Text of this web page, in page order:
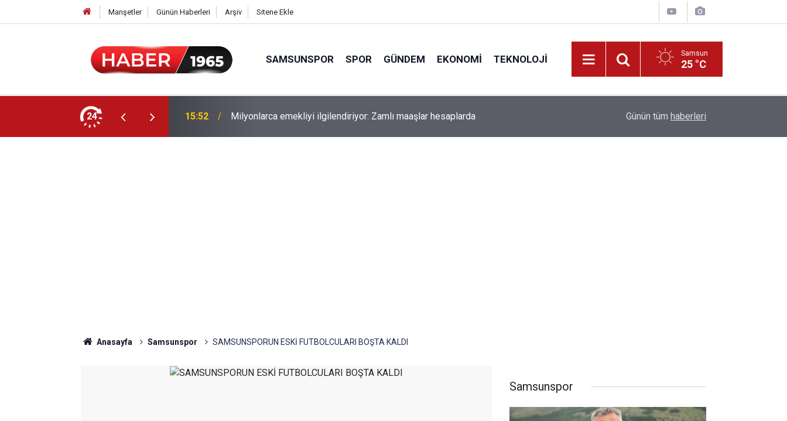
Manşetler Günün Haberleri Arşiv Sitene Ekle
SAMSUNSPOR SPOR GÜNDEM EKONOMI TEKNOLOJI Samsun
25 °C
24 15:52 Milyonlarca emekliyi ilgilendiriyor: Zamlı maaşlar hesaplarda Fahiş fiyatlar nedeniyle işletmelere 101 milyon
Günün tüm haberleri
Anasayfa Samsunspor SAMSUNSPORUN ESKİ FUTBOLCULARI BOŞTA KALDI
Samsunspor